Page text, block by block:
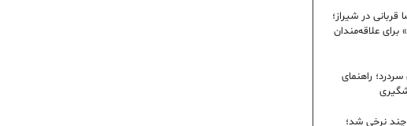
در شیراز؛
برای علاقه‌مندان
راهنمای
نرخی شد؛